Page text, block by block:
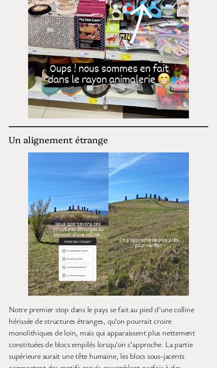
Un alignement étrange
Notre premier stop dans le pays se fait au pied d’une colline
hérissée de structures étranges, qu’on pourrait croire
monolithiques de loin, mais qui apparaissent plus nettement
constituées de blocs empilés lorsqu’on s’approche. La partie
supérieure aurait une tête humaine, les blocs sous-jacents